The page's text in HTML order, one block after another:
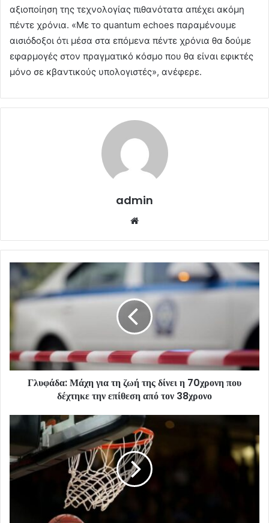
αξιοποίηση της τεχνολογίας πιθανότατα απέχει ακόμη
πέντε χρόνια. «Με το quantum echoes παραμένουμε
αισιόδοξοι ότι μέσα στα επόμενα πέντε χρόνια θα δούμε
εφαρμογές στον πραγματικό κόσμο που θα είναι εφικτές
μόνο σε κβαντικούς υπολογιστές», ανέφερε.
admin
Γλυφάδα: Μάχη για τη ζωή της δίνει η 70χρονη που
δέχτηκε την επίθεση από τον 38χρονο